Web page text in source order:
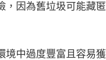
，因為舊垃圾可能藏匿
境中過度豐富且容易獲